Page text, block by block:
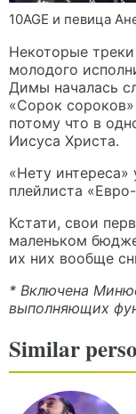
10AGE и певица
Некоторые
молодого
Димы началась
«Сорок
потому что в
Иисуса Христа.
«Нету интереса»
плейлиста
Кстати, свои
маленьком
их них вообще
* Включена
выполняющих
Similar